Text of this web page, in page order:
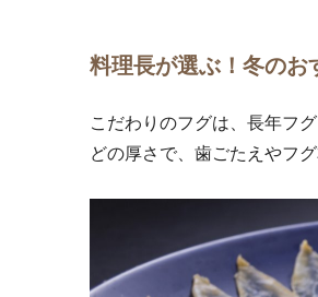
料理長が選ぶ！冬のお
こだわりのフグは、長年フ
どの厚さで、歯ごたえやフ